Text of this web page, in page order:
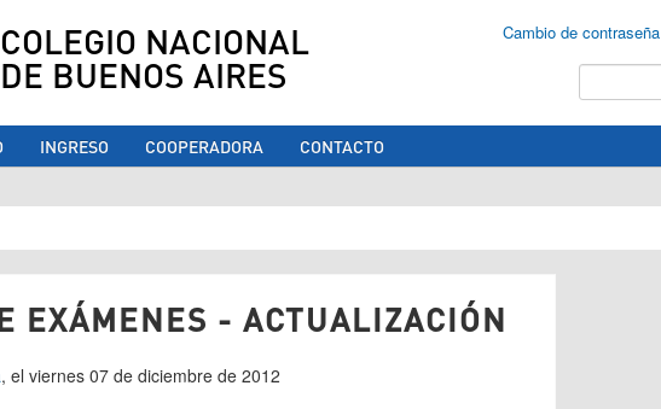
COLEGIO NACIONAL
DE BUENOS AIRES
Cambio de contraseña
INGRESO COOPERADORA CONTACTO
usted aquí
EXÁMENES - ACTUALIZACIÓN
, el viernes 07 de diciembre de 2012